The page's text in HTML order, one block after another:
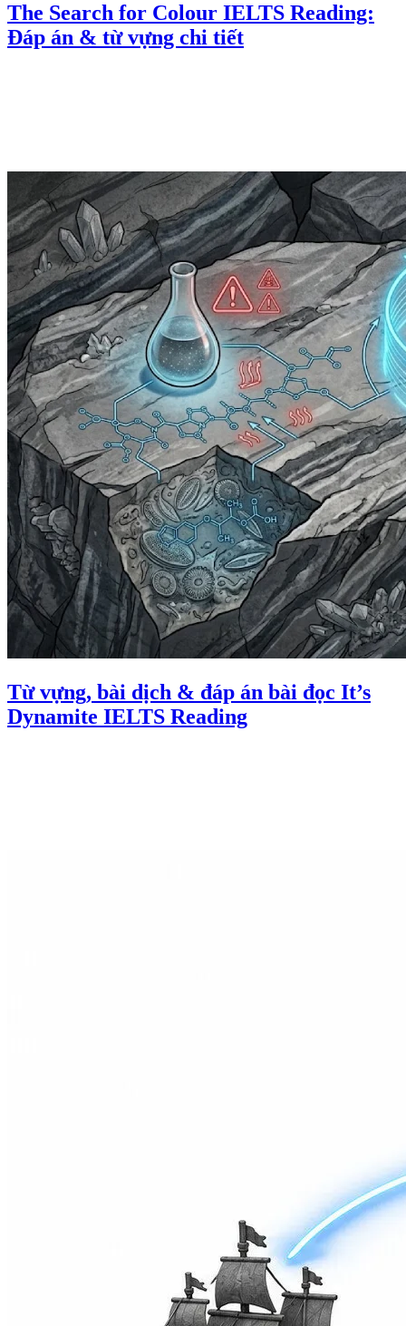
The Search for Colour IELTS Reading:
Đáp án & từ vựng chi tiết
Từ vựng, bài dịch & đáp án bài đọc It’s
Dynamite IELTS Reading